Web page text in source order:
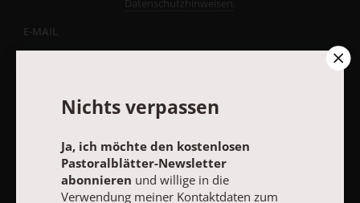
E-MAIL
Nichts verpassen
Ja, ich möchte den kostenlosen
Pastoralblätter-Newsletter
abonnieren und willige in die
Verwendung meiner Kontaktdaten zum